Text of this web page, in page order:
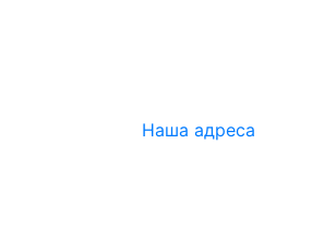
Наша адреса